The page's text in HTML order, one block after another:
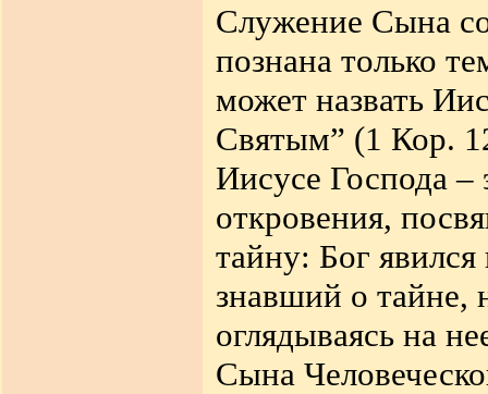
Служение Сына
познана только
может назвать
Святым” (1 Кор.
Иисусе Господа
откровения,
тайну: Бог
знавший о тайне,
оглядываясь на
Сына